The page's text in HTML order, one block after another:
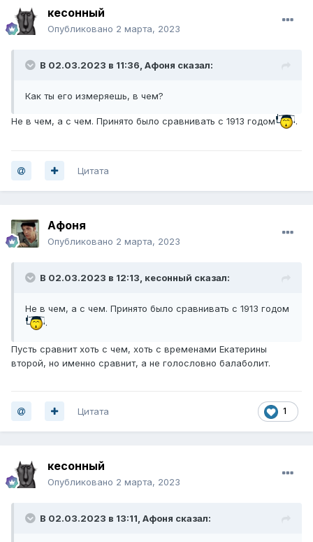
кесонный
Опубликовано 2 марта, 2023
В 02.03.2023 в 11:36, Афоня сказал:
Как ты его измеряешь, в чем?
Не в чем, а с чем. Принято было сравнивать с 1913 годом .
Цитата
Афоня
Опубликовано 2 марта, 2023
В 02.03.2023 в 12:13, кесонный сказал:
Не в чем, а с чем. Принято было сравнивать с 1913 годом
.
Пусть сравнит хоть с чем, хоть с временами Екатерины
второй, но именно сравнит, а не голословно балаболит.
1
Цитата
кесонный
Опубликовано 2 марта, 2023
В 02.03.2023 в 13:11, Афоня сказал: